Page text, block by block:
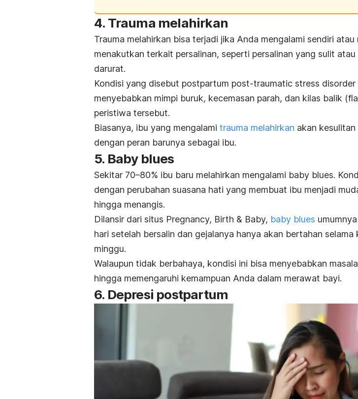
4. Trauma melahirkan
Trauma melahirkan bisa terjadi jika Anda mengalami sendiri
menakutkan terkait persalinan, seperti persalinan yang sulit
darurat.
Kondisi yang disebut postpartum post-traumatic stress disorder
menyebabkan mimpi buruk, kecemasan parah, dan kilas balik (
peristiwa tersebut.
Biasanya, ibu yang mengalami trauma melahirkan akan
dengan peran barunya sebagai ibu.
5. Baby blues
Sekitar 70–80% ibu baru melahirkan mengalami baby blues.
dengan perubahan suasana hati yang membuat ibu menjadi
hingga menangis.
Dilansir dari situs Pregnancy, Birth & Baby, baby blues
hari setelah bersalin dan gejalanya hanya akan bertahan selama
minggu.
Walaupun tidak berbahaya, kondisi ini bisa menyebabkan
hingga memengaruhi kemampuan Anda dalam merawat bayi.
6. Depresi postpartum